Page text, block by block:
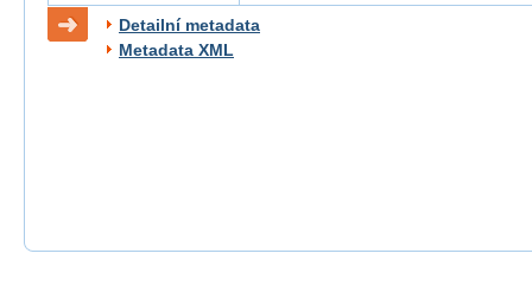
Detailní metadata
Metadata XML